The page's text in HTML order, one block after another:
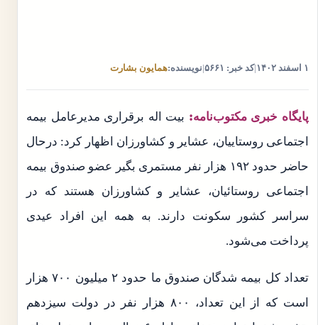
۱ اسفند ۱۴۰۲ |کد خبر: ۵۶۶۱ نویسنده:همایون بشارت
پایگاه خبری مکتوب‌نامه: بیت اله برقراری مدیرعامل بیمه
اجتماعی روستاییان، عشایر و کشاورزان اظهار کرد: درحال
حاضر حدود ۱۹۲ هزار نفر مستمری بگیر عضو صندوق بیمه
اجتماعی روستائیان، عشایر و کشاورزان هستند که در
سراسر کشور سکونت دارند. به همه این افراد عیدی
پرداخت می‌شود.
تعداد کل بیمه شدگان صندوق ما حدود ۲ میلیون ۷۰۰ هزار
است که از این تعداد، ۸۰۰ هزار نفر در دولت سیزدهم